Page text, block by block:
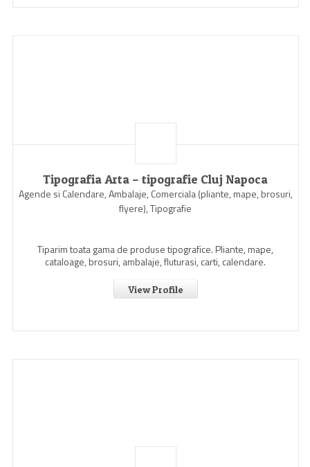
Tipografia Arta – tipografie Cluj Napoca
Agende si Calendare, Ambalaje, Comerciala (pliante, mape, brosuri,
flyere), Tipografie
Tiparim toata gama de produse tipografice. Pliante, mape,
cataloage, brosuri, ambalaje, fluturasi, carti, calendare.
View Profile